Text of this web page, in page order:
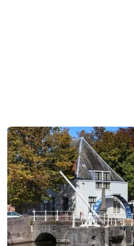
Wijngaerde
Ferienhäuser
-
Buitenhof
Domburg
-
Hof
Domburg
-
Westhove
Hotels